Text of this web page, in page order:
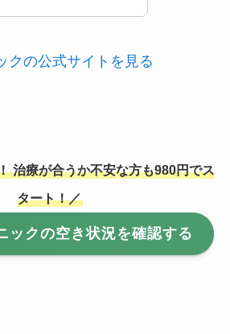
クの公式サイトを見る
治療が合うか不安な方も980円でス
タート！／
ックの空き状況を確認する